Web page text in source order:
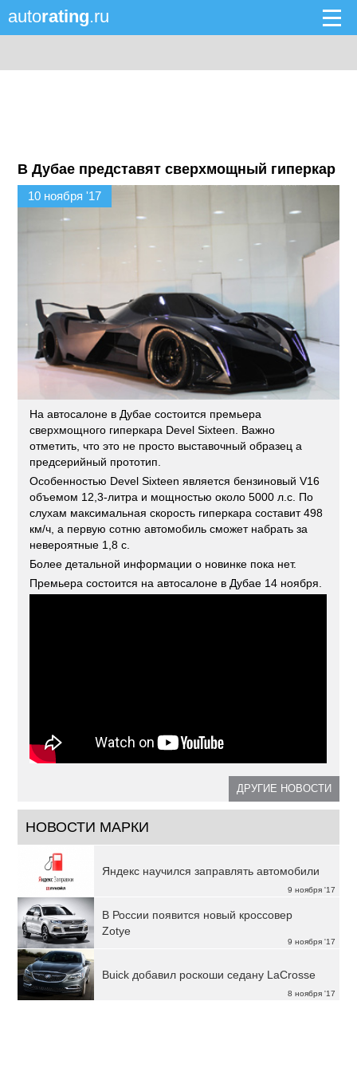
autorating.ru
В Дубае представят сверхмощный гиперкар
10 ноября '17
На автосалоне в Дубае состоится премьера
сверхмощного гиперкара Devel Sixteen. Важно
отметить, что это не просто выставочный образец а
предсерийный прототип.
Особенностью Devel Sixteen является бензиновый V16
объемом 12,3-литра и мощностью около 5000 л.с. По
слухам максимальная скорость гиперкара составит 498
км/ч, а первую сотню автомобиль сможет набрать за
невероятные 1,8 с.
Более детальной информации о новинке пока нет.
Премьера состоится на автосалоне в Дубае 14 ноября.
ДРУГИЕ НОВОСТИ
НОВОСТИ МАРКИ
9 ноября '17
Яндекс научился заправлять автомобили
9 ноября '17
В России появится новый кроссовер
Zotye
8 ноября '17
Buick добавил роскоши седану LaCrosse